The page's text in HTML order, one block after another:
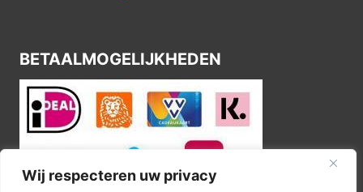
Wij respecteren uw privacy
BETAALMOGELIJKHEDEN